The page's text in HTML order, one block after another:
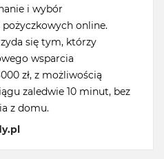
i wybór
online.
się tym, którzy
wsparcia
zł, z możliwością
zaledwie 10 minut, bez
z domu.